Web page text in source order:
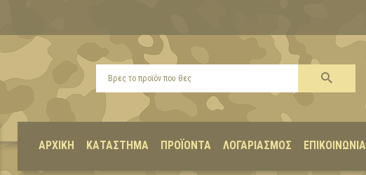
ΑΡΧΙΚΉ ΚΑΤΆΣΤΗΜΑ ΠΡΟΪΌΝΤΑ ΛΟΓΑΡΙΑΣΜΌΣ ΕΠΙΚΟΙΝΩΝΊΑ